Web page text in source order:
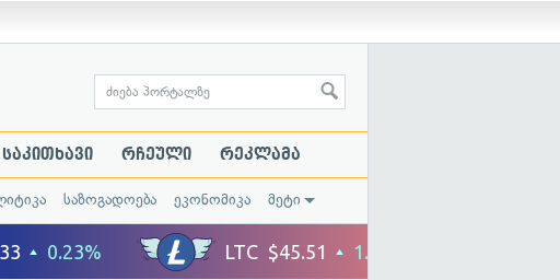
საკითხავი რჩეული რეკლამა
საზოგადოება ეკონომიკა მეტი